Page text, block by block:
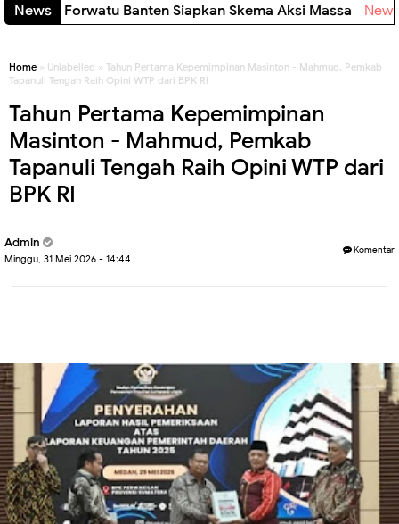
News Forwatu Banten Siapkan Skema Aksi Massa New!
Home » Unlabelled » Tahun Pertama Kepemimpinan Masinton - Mahmud, Pemkab
Tapanuli Tengah Raih Opini WTP dari BPK RI
Tahun Pertama Kepemimpinan
Masinton - Mahmud, Pemkab
Tapanuli Tengah Raih Opini WTP dari
BPK RI
Admin
Minggu, 31 Mei 2026 - 14:44
Komentar